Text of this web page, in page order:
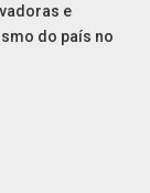
e
do país no